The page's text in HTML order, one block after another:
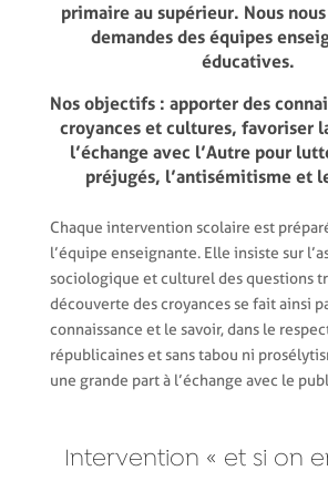
primaire au supérieur. Nous
demandes des équipes
éducatives.
Nos objectifs : apporter des
croyances et cultures, favoriser
l’échange avec l’Autre pour
préjugés, l’antisémitisme et
Chaque intervention scolaire est
l’équipe enseignante. Elle insiste sur
sociologique et culturel des questions
découverte des croyances se fait ainsi
connaissance et le savoir, dans le
républicaines et sans tabou ni
une grande part à l’échange avec le
Intervention « et si on